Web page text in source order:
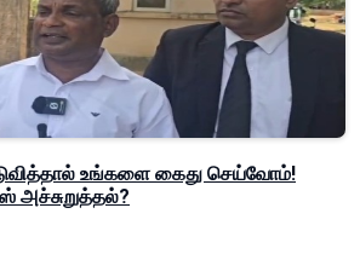
உங்களை கைது செய்வோம்!
அச்சுறுத்தல்?